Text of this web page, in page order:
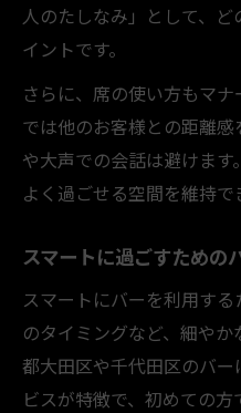
人のたしなみ」として、
イントです。
さらに、席の使い方もマ
では他のお客様との距離
や大声での会話は避けま
よく過ごせる空間を維持で
スマートに過ごすための
スマートにバーを利用す
のタイミングなど、細や
都大田区や千代田区のバ
ビスが特徴で、初めての